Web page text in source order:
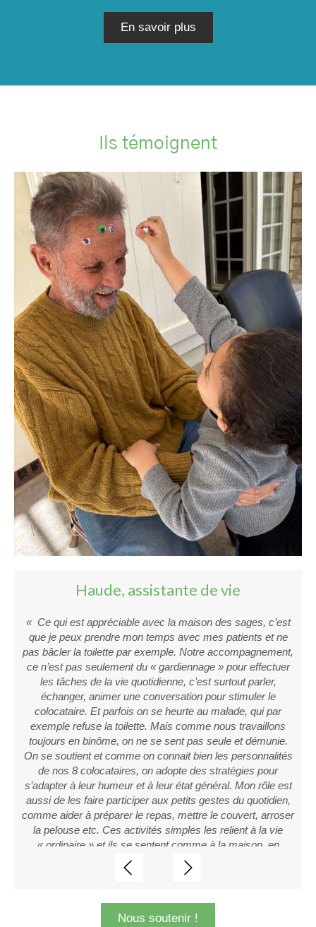
En savoir plus
Ils témoignent
Haude, assistante de vie
« Ce qui est appréciable avec la maison des sages, c’est
que je peux prendre mon temps avec mes patients et ne
pas bâcler la toilette par exemple. Notre accompagnement,
ce n’est pas seulement du « gardiennage » pour effectuer
les tâches de la vie quotidienne, c’est surtout parler,
échanger, animer une conversation pour stimuler le
colocataire. Et parfois on se heurte au malade, qui par
exemple refuse la toilette. Mais comme nous travaillons
toujours en binôme, on ne se sent pas seule et démunie.
On se soutient et comme on connait bien les personnalités
de nos 8 colocataires, on adopte des stratégies pour
s’adapter à leur humeur et à leur état général. Mon rôle est
aussi de les faire participer aux petits gestes du quotidien,
comme aider à préparer le repas, mettre le couvert, arroser
la pelouse etc. Ces activités simples les relient à la vie
« ordinaire » et ils se sentent comme à la maison, en
Slide précédentSlide suivant
Nous soutenir !